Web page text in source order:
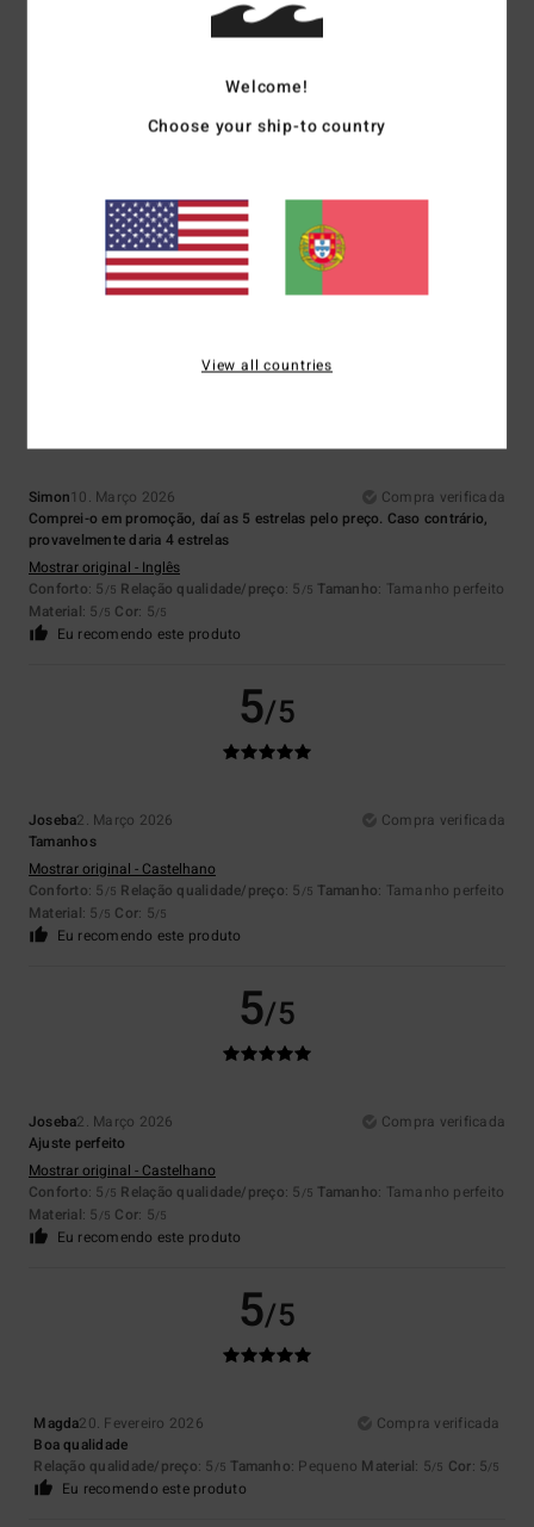
: Tamanho perfeito
5/5
11. Março 2026
Compra verificada
Mostrar original - Francês
/5 Relação qualidade/preço /5 Tamanho
/5
5
Simon10. Março 2026
Compra verificada
Comprei-o em promoção, daí as 5 estrelas pelo preço. Caso contrário,
provavelmente daria 4 estrelas
Mostrar original - Inglês
Conforto: 5 /5 Relação qualidade/preço: 5 /5 Tamanho: Tamanho perfeito
Material: 5 /5 Cor: 5/5
Eu recomendo este produto
5/5
Joseba2. Março 2026
Compra verificada
Tamanhos
Mostrar original - Castelhano
Conforto: 5 /5 Relação qualidade/preço: 5 /5 Tamanho: Tamanho perfeito
Material: 5 /5 Cor: 5/5
Eu recomendo este produto
5/5
Joseba2. Março 2026
Compra verificada
Ajuste perfeito
Mostrar original - Castelhano
Conforto: 5 /5 Relação qualidade/preço: 5 /5 Tamanho: Tamanho perfeito
Material: 5 /5 Cor: 5/5
Eu recomendo este produto
5/5
Magda20. Fevereiro 2026
Compra verificada
Boa qualidade
Relação qualidade/preço: 5 /5 Tamanho: Pequeno Material: 5/5 Cor: 5/5
Eu recomendo este produto
Welcome!
Choose your ship-to country
View all countries